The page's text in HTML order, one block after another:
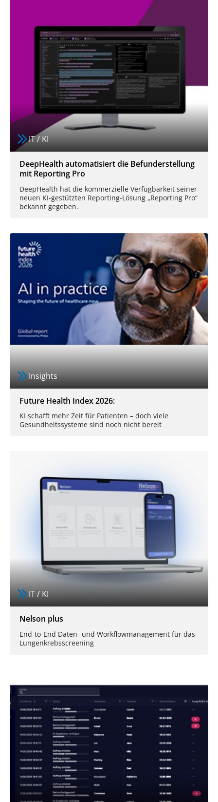
IT / KI
DeepHealth automatisiert die Befunderstellung
mit Reporting Pro
DeepHealth hat die kommerzielle Verfügbarkeit seiner
neuen KI-gestützten Reporting-Lösung „Reporting Pro“
bekannt gegeben.
Insights
Future Health Index 2026:
KI schafft mehr Zeit für Patienten – doch viele
Gesundheitssysteme sind noch nicht bereit
IT / KI
Nelson plus
End-to-End Daten- und Workflowmanagement für das
Lungenkrebsscreening